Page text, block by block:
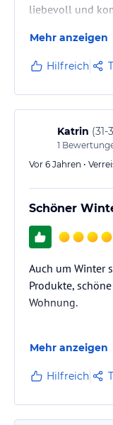
liebevoll und
Mehr anzeigen
Hilfreich
Katrin (31-
1
Vor 6 Jahren •
Schöner
Auch um Winter
Produkte,
Wohnung.
Wir kommen
Mehr anzeigen
Hilfreich